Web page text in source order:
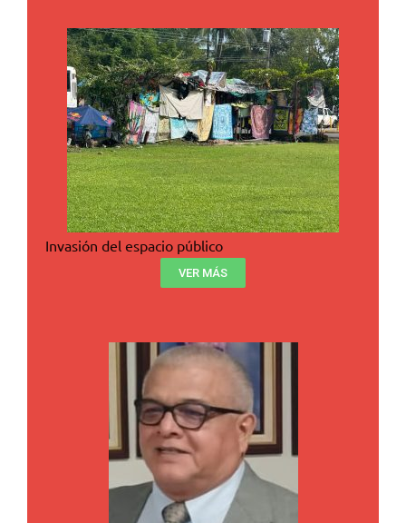
Invasión del espacio público
VER MÁS